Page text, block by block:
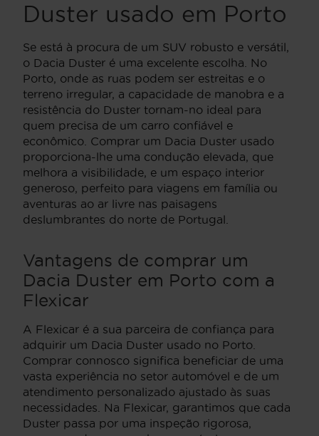
Duster usado em Porto
Se está à procura de um SUV robusto e versátil,
o Dacia Duster é uma excelente escolha. No
Porto, onde as ruas podem ser estreitas e o
terreno irregular, a capacidade de manobra e a
resistência do Duster tornam-no ideal para
quem precisa de um carro confiável e
econômico. Comprar um Dacia Duster usado
proporciona-lhe uma condução elevada, que
melhora a visibilidade, e um espaço interior
generoso, perfeito para viagens em família ou
aventuras ao ar livre nas paisagens
deslumbrantes do norte de Portugal.
Vantagens de comprar um
Dacia Duster em Porto com a
Flexicar
A Flexicar é a sua parceira de confiança para
adquirir um Dacia Duster usado no Porto.
Comprar connosco significa beneficiar de uma
vasta experiência no setor automóvel e de um
atendimento personalizado ajustado às suas
necessidades. Na Flexicar, garantimos que cada
Duster passa por uma inspeção rigorosa,